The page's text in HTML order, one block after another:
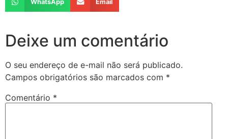
WhatsApp Email
Deixe um comentário
O seu endereço de e-mail não será publicado.
Campos obrigatórios são marcados com *
Comentário *